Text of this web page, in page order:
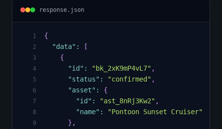
response.json
1 {
2 "data" : [
3 {
4 "id" : "bk_2xK9mP4vL7" ,
5 "status" : "confirmed" ,
6 "asset" : {
7 "id" : "ast_8nRj3Kw2" ,
8 "name" : "Pontoon Sunset Cruiser"
9 } ,